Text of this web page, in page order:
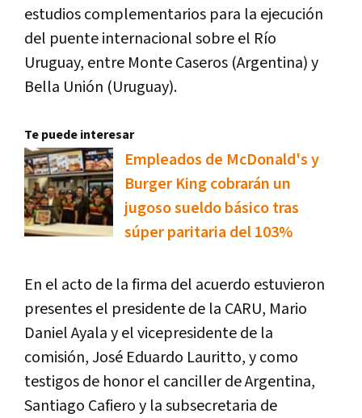
estudios complementarios para la ejecución
del puente internacional sobre el Río
Uruguay, entre Monte Caseros (Argentina) y
Bella Unión (Uruguay).
Te puede interesar
Empleados de McDonald's y
Burger King cobrarán un
jugoso sueldo básico tras
súper paritaria del 103%
En el acto de la firma del acuerdo estuvieron
presentes el presidente de la CARU, Mario
Daniel Ayala y el vicepresidente de la
comisión, José Eduardo Lauritto, y como
testigos de honor el canciller de Argentina,
Santiago Cafiero y la subsecretaria de